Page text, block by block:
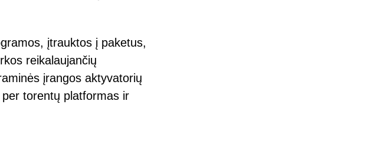
įtrauktos į paketus,
reikalaujančių
įrangos aktyvatorių
torentų platformas ir